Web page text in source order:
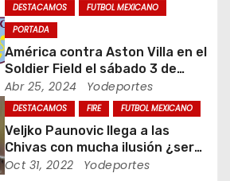
DESTACAMOS
FUTBOL MEXICANO
PORTADA
América contra Aston Villa en el
Soldier Field el sábado 3 de
agosto
Abr 25, 2024 Yodeportes
DESTACAMOS FIRE FUTBOL MEXICANO
Veljko Paunovic llega a las
Chivas con mucha ilusión ¿será
suficiente?
Oct 31, 2022 Yodeportes